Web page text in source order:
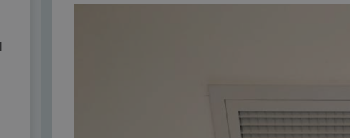
Choisir un système de
climatisation adapté à votre